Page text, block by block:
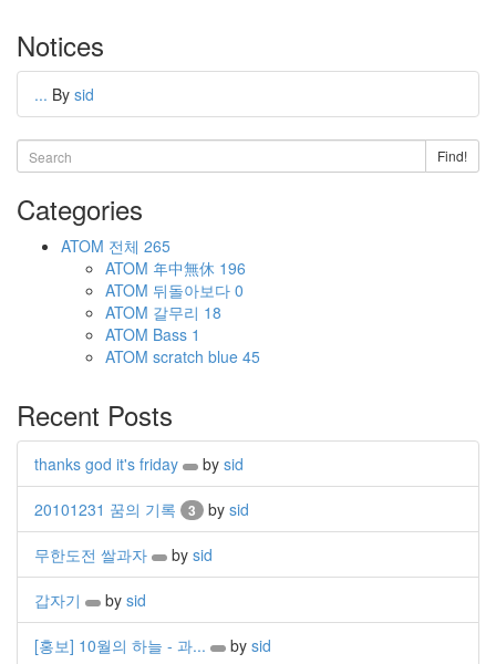
Notices
... By sid
Find!
Categories
ATOM 전체 265
ATOM 年中無休 196
ATOM 뒤돌아보다 0
ATOM 갈무리 18
ATOM Bass 1
ATOM scratch blue 45
Recent Posts
thanks god it's friday by sid
20101231 꿈의 기록 3 by sid
무한도전 쌀과자 by sid
갑자기 by sid
[홍보] 10월의 하늘 - 과... by sid